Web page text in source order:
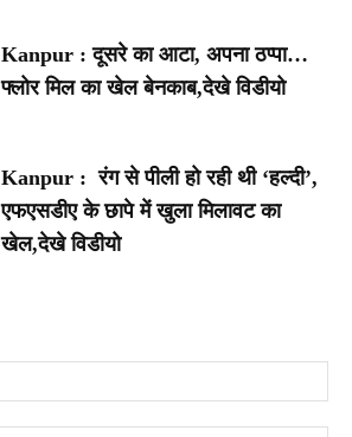
Kanpur : दूसरे का आटा, अपना ठप्पा…
फ्लोर मिल का खेल बेनकाब,देखे विडीयो
Kanpur : रंग से पीली हो रही थी ‘हल्दी’,
एफएसडीए के छापे में खुला मिलावट का
खेल,देखे विडीयो